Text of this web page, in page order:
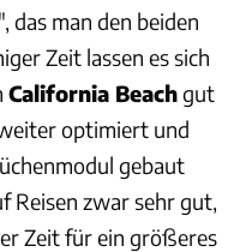
das man den beiden
Zeit lassen es sich
California Beachgut
optimiert und
gebaut
Reisen zwar sehr gut,
Zeit für ein größeres